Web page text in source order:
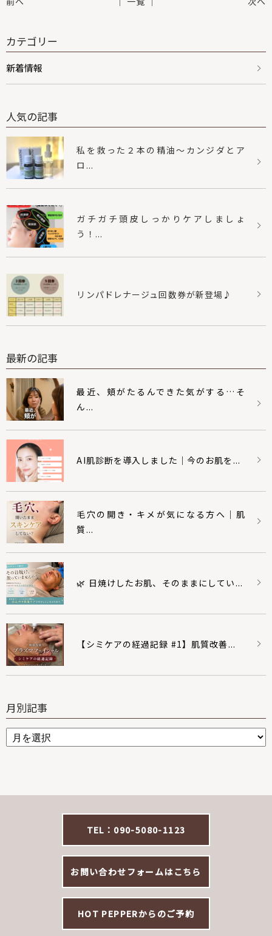
カテゴリー
新着情報
人気の記事
私を救った２本の精油〜カンジダとア
ロ...
ガチガチ頭皮しっかりケアしましょ
う！...
リンパドレナージュ回数券が新登場♪
最新の記事
最近、頬がたるんできた気がする…そ
ん...
AI肌診断を導入しました｜今のお肌を...
毛穴の開き・キメが気になる方へ｜肌
質...
🌿 日焼けしたお肌、そのままにしてい...
【シミケアの経過記録 #1】肌質改善...
月別記事
TEL：090-5080-1123
お問い合わせフォームはこちら
HOT PEPPERからのご予約